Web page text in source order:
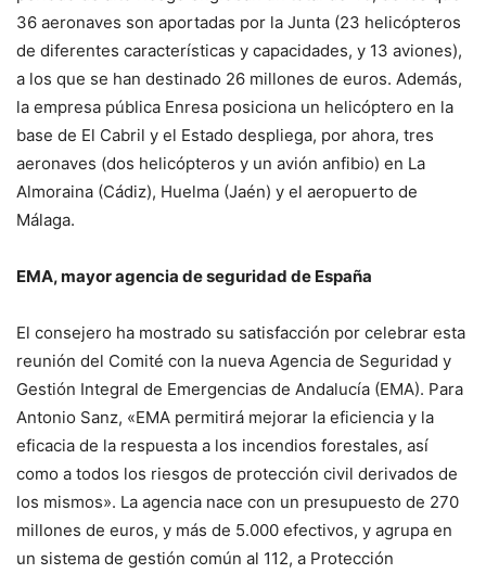
36 aeronaves son aportadas por la Junta (23 helicópteros
de diferentes características y capacidades, y 13 aviones),
a los que se han destinado 26 millones de euros. Además,
la empresa pública Enresa posiciona un helicóptero en la
base de El Cabril y el Estado despliega, por ahora, tres
aeronaves (dos helicópteros y un avión anfibio) en La
Almoraina (Cádiz), Huelma (Jaén) y el aeropuerto de
Málaga.
EMA, mayor agencia de seguridad de España
El consejero ha mostrado su satisfacción por celebrar esta
reunión del Comité con la nueva Agencia de Seguridad y
Gestión Integral de Emergencias de Andalucía (EMA). Para
Antonio Sanz, «EMA permitirá mejorar la eficiencia y la
eficacia de la respuesta a los incendios forestales, así
como a todos los riesgos de protección civil derivados de
los mismos». La agencia nace con un presupuesto de 270
millones de euros, y más de 5.000 efectivos, y agrupa en
un sistema de gestión común al 112, a Protección